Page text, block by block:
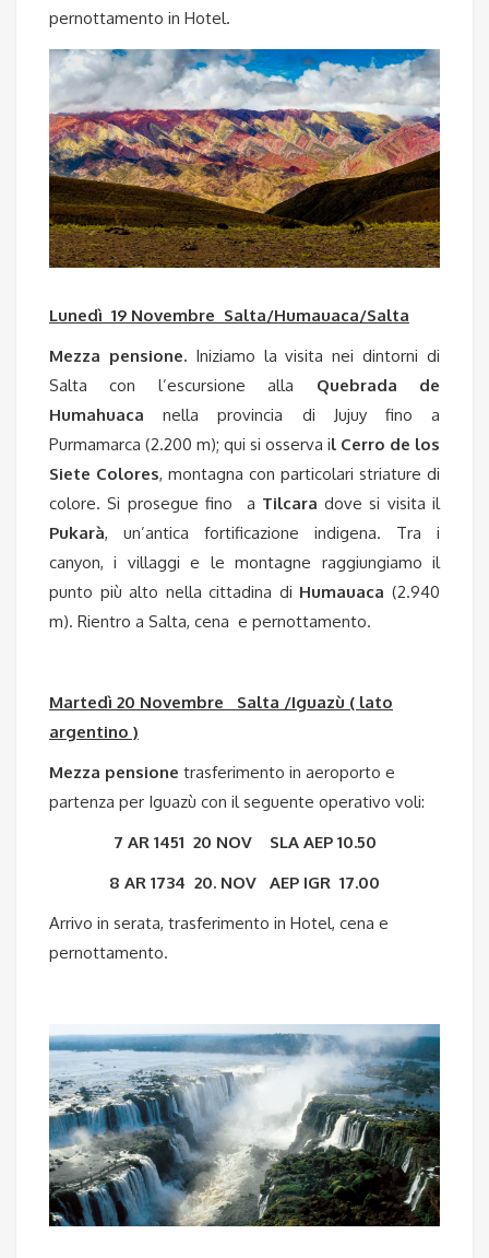
pernottamento in Hotel.
Lunedì 19 Novembre Salta/Humauaca/Salta
Mezza pensione.Iniziamo la visita nei dintorni di
Salta con l’escursione alla Quebrada de
Humahuaca nella provincia di Jujuy fino a
Purmamarca (2.200 m); qui si osserva il Cerro de los
Siete Colores, montagna con particolari striature di
colore. Si prosegue fino a Tilcaradove si visita il
Pukarà, un’antica fortificazione indigena. Tra i
canyon, i villaggi e le montagne raggiungiamo il
punto più alto nella cittadina di Humauaca (2.940
m). Rientro a Salta, cena e pernottamento.
Martedì 20 Novembre Salta /Iguazù ( lato
argentino )
Mezza pensione trasferimento in aeroporto e
partenza per Iguazù con il seguente operativo voli:
7 AR 1451 20 NOVSLA AEP 10.50
8 AR 1734 20. NOV AEP IGR 17.00
Arrivo in serata, trasferimento in Hotel, cena e
pernottamento.